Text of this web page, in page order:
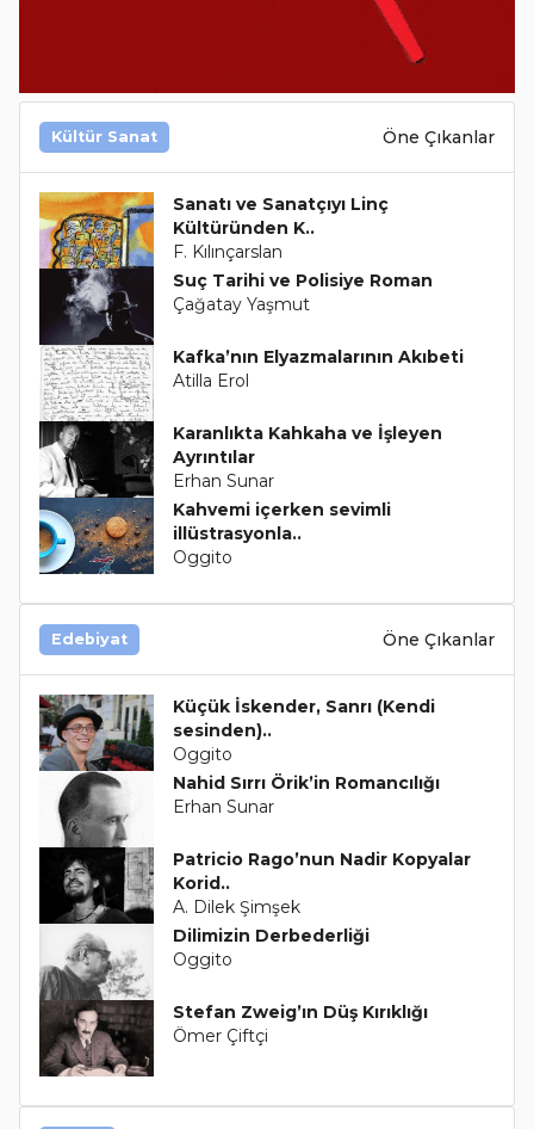
Kültür Sanat Öne Çıkanlar
Sanatı ve Sanatçıyı Linç
Kültüründen K..
F. Kılınçarslan
Suç Tarihi ve Polisiye Roman
Çağatay Yaşmut
Kafka’nın Elyazmalarının Akıbeti
Atilla Erol
Karanlıkta Kahkaha ve İşleyen
Ayrıntılar
Erhan Sunar
Kahvemi içerken sevimli
illüstrasyonla..
Oggito
Edebiyat Öne Çıkanlar
Küçük İskender, Sanrı (Kendi
sesinden)..
Oggito
Nahid Sırrı Örik’in Romancılığı
Erhan Sunar
Patricio Rago’nun Nadir Kopyalar
Korid..
A. Dilek Şimşek
Dilimizin Derbederliği
Oggito
Stefan Zweig’ın Düş Kırıklığı
Ömer Çiftçi